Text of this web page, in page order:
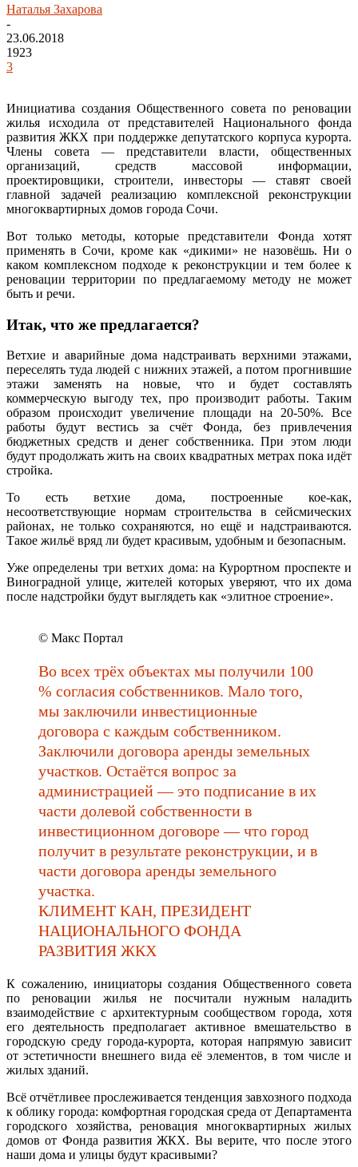
Наталья Захарова
-
23.06.2018
1923
3
Инициатива создания Общественного совета по реновации
жилья исходила от представителей Национального фонда
развития ЖКХ при поддержке депутатского корпуса курорта.
Члены совета — представители власти, общественных
организаций, средств массовой информации,
проектировщики, строители, инвесторы — ставят своей
главной задачей реализацию комплексной реконструкции
многоквартирных домов города Сочи.
Вот только методы, которые представители Фонда хотят
применять в Сочи, кроме как «дикими» не назовёшь. Ни о
каком комплексном подходе к реконструкции и тем более к
реновации территории по предлагаемому методу не может
быть и речи.
Итак, что же предлагается?
Ветхие и аварийные дома надстраивать верхними этажами,
переселять туда людей с нижних этажей, а потом прогнившие
этажи заменять на новые, что и будет составлять
коммерческую выгоду тех, про производит работы. Таким
образом происходит увеличение площади на 20-50%. Все
работы будут вестись за счёт Фонда, без привлечения
бюджетных средств и денег собственника. При этом люди
будут продолжать жить на своих квадратных метрах пока идёт
стройка.
То есть ветхие дома, построенные кое-как,
несоответствующие нормам строительства в сейсмических
районах, не только сохраняются, но ещё и надстраиваются.
Такое жильё вряд ли будет красивым, удобным и безопасным.
Уже определены три ветхих дома: на Курортном проспекте и
Виноградной улице, жителей которых уверяют, что их дома
после надстройки будут выглядеть как «элитное строение».
© Макс Портал
Во всех трёх объектах мы получили 100
% согласия собственников. Мало того,
мы заключили инвестиционные
договора с каждым собственником.
Заключили договора аренды земельных
участков. Остаётся вопрос за
администрацией — это подписание в их
части долевой собственности в
инвестиционном договоре — что город
получит в результате реконструкции, и в
части договора аренды земельного
участка.
КЛИМЕНТ КАН, ПРЕЗИДЕНТ
НАЦИОНАЛЬНОГО ФОНДА
РАЗВИТИЯ ЖКХ
К сожалению, инициаторы создания Общественного совета
по реновации жилья не посчитали нужным наладить
взаимодействие с архитектурным сообществом города, хотя
его деятельность предполагает активное вмешательство в
городскую среду города-курорта, которая напрямую зависит
от эстетичности внешнего вида её элементов, в том числе и
жилых зданий.
Всё отчётливее прослеживается тенденция завхозного подхода
к облику города: комфортная городская среда от Департамента
городского хозяйства, реновация многоквартирных жилых
домов от Фонда развития ЖКХ. Вы верите, что после этого
наши дома и улицы будут красивыми?